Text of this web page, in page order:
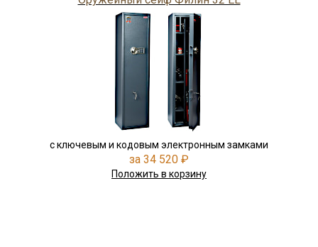
с ключевым и кодовым электронным замками
за 34 520 ₽
Положить в корзину